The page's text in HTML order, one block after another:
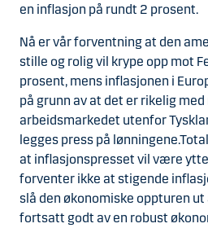
en inflasjon på rundt 2 prosent.
Nå er vår forventning at den
stille og rolig vil krype opp mot
prosent, mens inflasjonen i
på grunn av at det er rikelig
arbeidsmarkedet utenfor
legges press på
at inflasjonspresset vil være
forventer ikke at stigende
slå den økonomiske oppturen ut
fortsatt godt av en robust